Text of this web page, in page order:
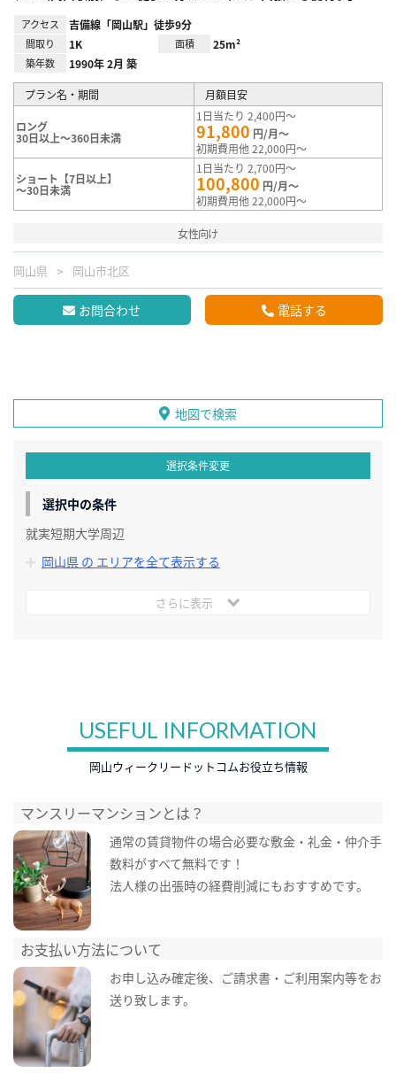
アクセス 吉備線「岡山駅」徒歩9分
間取り 1K 面積 25m²
築年数 1990年 2月 築
プラン名・期間 月額目安
ロング
30日以上～360日未満
1日当たり 2,400円～
91,800 円/月～
初期費用他 22,000円～
ショート【7日以上】
～30日未満
1日当たり 2,700円～
100,800 円/月～
初期費用他 22,000円～
女性向け
岡山県 岡山市北区
お問合わせ 電話する
地図で検索
選択条件変更
選択中の条件
就実短期大学周辺
岡山県 の エリアを全て表示する
さらに表示
USEFUL INFORMATION
岡山ウィークリードットコムお役立ち情報
マンスリーマンションとは？
通常の賃貸物件の場合必要な敷金・礼金・仲介手
数料がすべて無料です！
法人様の出張時の経費削減にもおすすめです。
お支払い方法について
お申し込み確定後、ご請求書・ご利用案内等をお
送り致します。